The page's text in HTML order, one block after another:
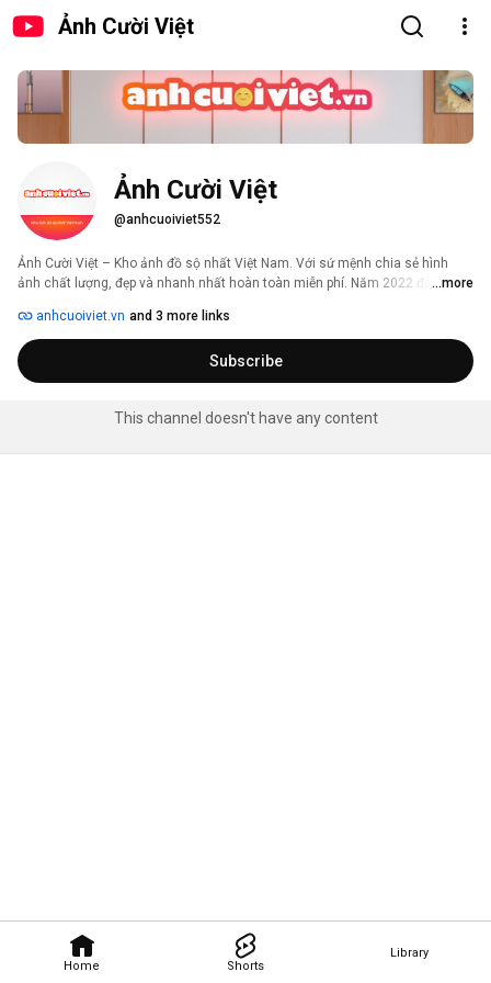
Ảnh Cười Việt
Home Shorts
Library
Ảnh Cười Việt
@anhcuoiviet552
Ảnh Cười Việt – Kho ảnh đồ sộ nhất Việt Nam. Với sứ mệnh chia sẻ hình
ảnh chất lượng, đẹp và nhanh nhất hoàn toàn miễn phí. Năm 2022 đánh dấu
trúc và giao diện. Chúng tôi tự tin mang đến trải nghiệm chia sẻ ảnh tuyệt
vời từ đa dạng các chủ đề như: Ảnh cưới, ảnh đẹp, hình nền máy tính & điện
thoại, ảnh hài hước, ảnh buồn… Bên cạnh đó đội ngũ trẻ đầy nhiệt huyết
luôn cập nhật kịp thời những thông tin hỏi đáp về đời sống, cũng như những
...more
anhcuoiviet.vn and 3 more links
Subscribe
This channel doesn't have any content